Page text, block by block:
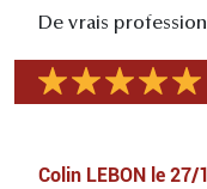
De vrais
Colin LEBON le 27/